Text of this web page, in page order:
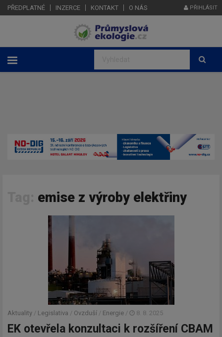
PŘEDPLATNÉ INZERCE KONTAKT O NÁS PŘIHLÁSIT
emise z výroby elektřiny
Aktuality / Legislativa / Ovzduší / Energie / 8. 8. 2025
EK otevřela konzultaci k rozšíření CBAM